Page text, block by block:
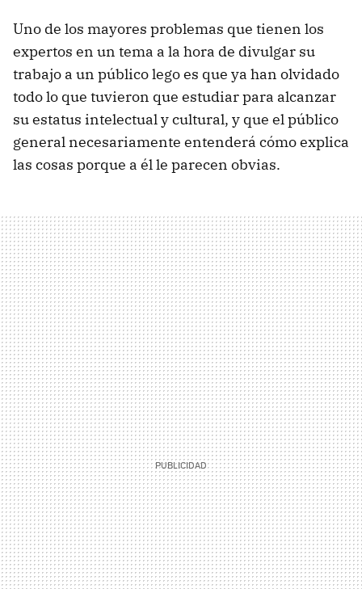
Uno de los mayores problemas que tienen los
expertos en un tema a la hora de divulgar su
trabajo a un público lego es que ya han olvidado
todo lo que tuvieron que estudiar para alcanzar
su estatus intelectual y cultural, y que el público
general necesariamente entenderá cómo explica
las cosas porque a él le parecen obvias.